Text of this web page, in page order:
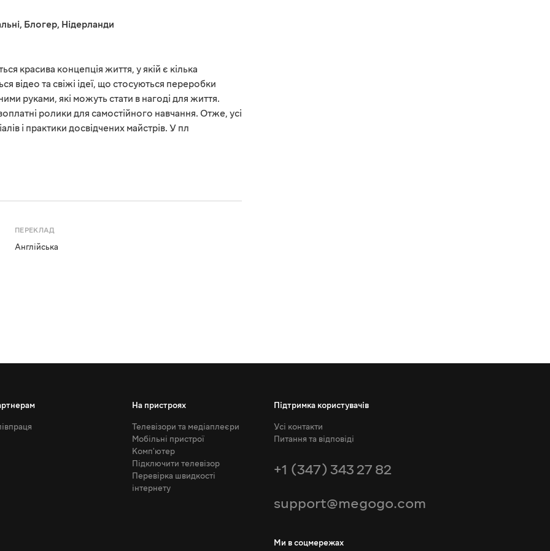
, Блогер, Нідерланди
красива концепція життя, у якій є кілька
відео та свіжі ідеї, що стосуються переробки
руками, які можуть стати в нагоді для життя.
ролики для самостійного навчання. Отже, усі
і практики досвідчених майстрів. У пл
ПЕРЕКЛАД
Англійська
На пристроях
Телевізори та медіаплеєри
Мобільні пристрої
Комп'ютер
Підключити телевізор
Перевірка швидкості
інтернету
Підтримка користувачів
Усі контакти
Питання та відповіді
+1 (347) 343 27 82
support@megogo.com
Ми в соцмережах